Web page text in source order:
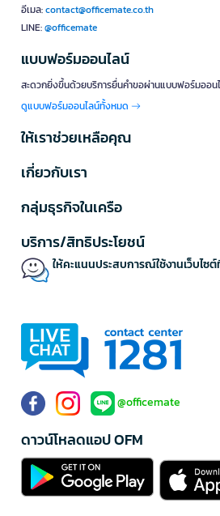
อีเมล:contact@officemate.co.th
LINE:@officemate
แบบฟอร์มออนไลน์
สะดวกยิ่งขึ้นด้วยบริการยื่นคำขอผ่านแบบฟอร์มออ
ดูแบบฟอร์มออนไลน์ทั้งหมด
ให้เราช่วยเหลือคุณ
เกี่ยวกับเรา
กลุ่มธุรกิจในเครือ
บริการ/สิทธิประโยชน์
ให้คะแนนประสบการณ์ใช้งานเว็บไซ
@officemate
ดาวน์โหลดแอป OFM